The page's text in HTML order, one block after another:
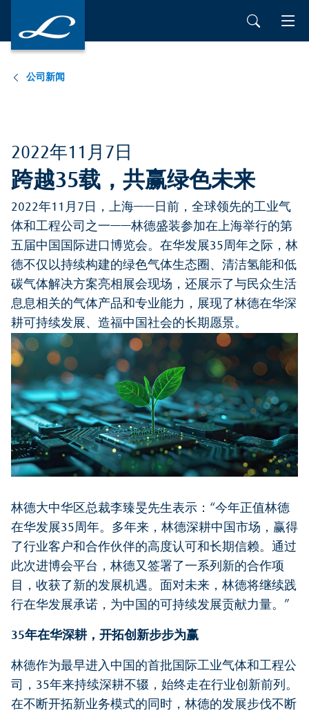
公司新闻
2022年11月7日
跨越35载，共赢绿色未来
2022年11月7日，上海——日前，全球领先的工业气
体和工程公司之一——林德盛装参加在上海举行的第
五届中国国际进口博览会。在华发展35周年之际，林
德不仅以持续构建的绿色气体生态圈、清洁氢能和低
碳气体解决方案亮相展会现场，还展示了与民众生活
息息相关的气体产品和专业能力，展现了林德在华深
耕可持续发展、造福中国社会的长期愿景。
林德大中华区总裁李臻旻先生表示：“今年正值林德
在华发展35周年。多年来，林德深耕中国市场，赢得
了行业客户和合作伙伴的高度认可和长期信赖。通过
此次进博会平台，林德又签署了一系列新的合作项
目，收获了新的发展机遇。面对未来，林德将继续践
行在华发展承诺，为中国的可持续发展贡献力量。”
35年在华深耕，开拓创新步步为赢
林德作为最早进入中国的首批国际工业气体和工程公
司，35年来持续深耕不辍，始终走在行业创新前列。
在不断开拓新业务模式的同时，林德的发展步伐不断